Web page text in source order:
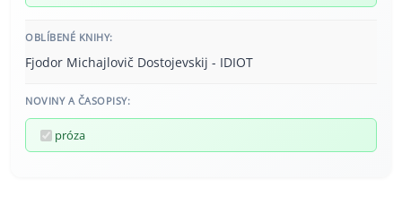
OBLÍBENÉ KNIHY:
Fjodor Michajlovič Dostojevskij - IDIOT
NOVINY A ČASOPISY:
próza